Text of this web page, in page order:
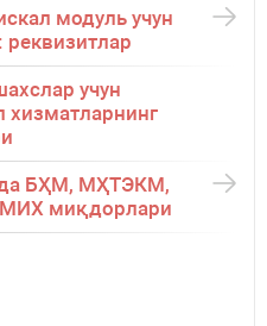
модуль учун
реквизитлар
учун
хизматларнинг
БҲМ, МҲТЭКМ,
миқдорлари